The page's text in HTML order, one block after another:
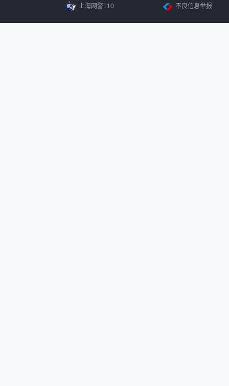
上海网警110 不良信息举报